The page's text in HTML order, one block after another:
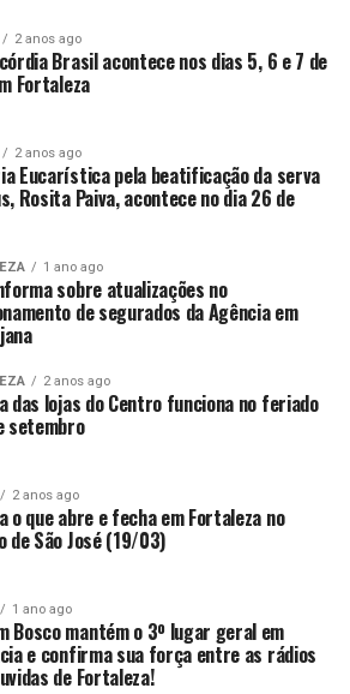
2 anos ago
Brasil acontece nos dias 5, 6 e 7 de
Fortaleza
2 anos ago
Eucarística pela beatificação da serva
Rosita Paiva, acontece no dia 26 de
1 ano ago
sobre atualizações no
de segurados da Agência em
2 anos ago
das lojas do Centro funciona no feriado
setembro
2 anos ago
o que abre e fecha em Fortaleza no
de São José (19/03)
1 ano ago
Bosco mantém o 3º lugar geral em
e confirma sua força entre as rádios
de Fortaleza!